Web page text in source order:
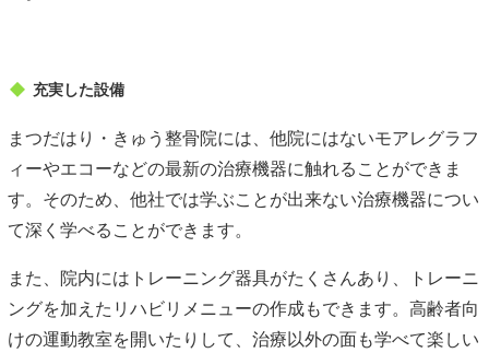
充実した設備
まつだはり・きゅう整骨院には、他院にはないモアレグラフ
ィーやエコーなどの最新の治療機器に触れることができま
す。そのため、他社では学ぶことが出来ない治療機器につい
て深く学べることができます。
また、院内にはトレーニング器具がたくさんあり、トレーニ
ングを加えたリハビリメニューの作成もできます。高齢者向
けの運動教室を開いたりして、治療以外の面も学べて楽しい